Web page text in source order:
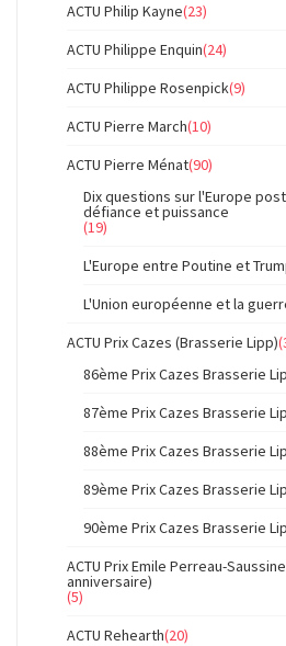
ACTU Philip Kayne(23)
ACTU Philippe Enquin(24)
ACTU Philippe Rosenpick(9)
ACTU Pierre March(10)
ACTU Pierre Ménat(90)
Dix questions sur l'Europe
défiance et puissance
(19)
L'Europe entre Poutine et
L'Union européenne et la
ACTU Prix Cazes (Brasserie Lipp)
86ème Prix Cazes Brasserie
87ème Prix Cazes Brasserie
88ème Prix Cazes Brasserie
89ème Prix Cazes Brasserie
90ème Prix Cazes Brasserie
ACTU Prix Emile Perreau-
anniversaire)
(5)
ACTU Rehearth(20)